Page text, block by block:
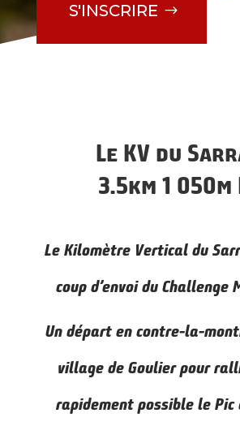
S'INSCRIRE
Le KV du
3.5km 1 050m
Le Kilomètre Vertical du
coup d’envoi du Challenge
Un départ en contre-la-
village de Goulier pour
rapidement possible le Pic